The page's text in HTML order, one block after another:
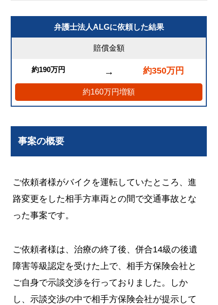
弁護士法人ALGに依頼した結果
賠償金額
約190万円 → 約350万円
約160万円増額
事案の概要
ご依頼者様がバイクを運転していたところ、進
路変更をした相手方車両との間で交通事故とな
った事案です。
ご依頼者様は、治療の終了後、併合14級の後遺
障害等級認定を受けた上で、相手方保険会社と
ご自身で示談交渉を行っておりました。しか
し、示談交渉の中で相手方保険会社が提示して